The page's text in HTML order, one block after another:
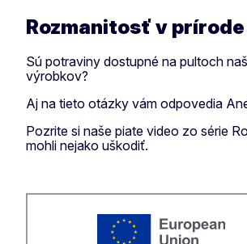
Rozmanitosť v
Sú potraviny dostupné na pultoch
výrobkov?
Aj na tieto otázky vám odpovedia
Pozrite si naše piate video zo série
mohli nejako uškodiť.